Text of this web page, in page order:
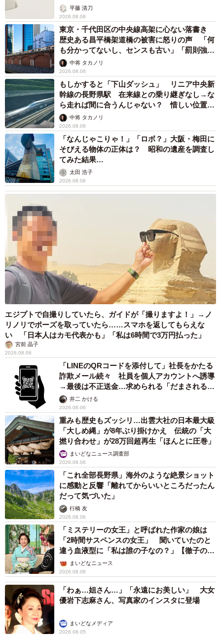
平藤 清刀
2026.08.06
東京・千代田区の中央線高架に心ない落書き
歴史ある昌平橋架道橋の被害に怒りの声 「何
も分かってないし、センスも古い」「罰則強化
して」中将 タカノリ
2026.08.06
もしかすると「下山ダッシュ」 リニア中央新
幹線の長野県駅 在来線との乗り継ぎなし→な
ら走れば間に合うんじゃない？ 惜しい位置関
係が反響
中将 タカノリ
2026.08.06
「なんじゃこりゃ！」「ロボ？」大阪・梅田に
そびえる物体の正体は？ 昭和の遺産を調査し
てみた結果…
太田 浩子
2026.08.06
エジプトで自撮りしていたら、ガイドが「撮りますよ！」→ノ
リノリでポーズを取っていたら……スマホを返してもらえな
い 「日本人はカモ代表かも」「私は6時間で3万円払った」
宮前 晶子
2026.08.06
「LINEのQRコードを添付して」社長をかたる
詐欺メール続々 社員を個人アカウントへ誘導
→最後は不正送金…求められる「だまされる前
提」の対策
井二 かける
2026.08.06
重みも歴史もズッシリ…出雲大社の日本最大級
「大しめ縄」が8年ぶり掛けかえ 伝統の「大
撚り合わせ」が28万回超再生「ほんとに圧巻」
まいどなニュース調査部
2026.08.06
「これ全部長野県」海外のような絶景ショット
に感動と反響「離れてからいいところだったん
だって気づいた」
行橋 友
2026.08.06
「ミステリーの女王」と呼ばれた作家の娘は
「2時間サスペンスの女王」 聞いていたのと
違う血液型に「私は誰の子なの？」【徹子の部
屋】まいどなニュース
2026.08.06
「わぁ…姐さん…」「永遠にお美しい」 大女
優岩下志麻さん、写真家のインスタに登場
まいどなメディア
2026.08.05